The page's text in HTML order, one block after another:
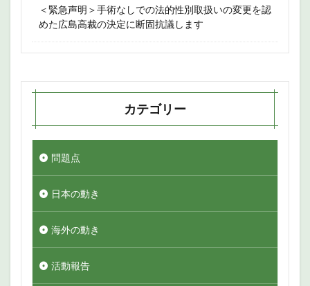
＜緊急声明＞手術なしでの法的性別取扱いの変更を認
めた広島高裁の決定に断固抗議します
カテゴリー
問題点
日本の動き
海外の動き
活動報告